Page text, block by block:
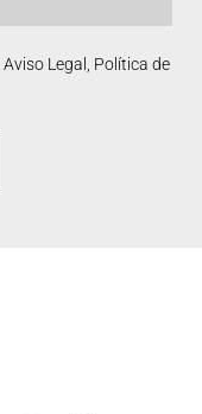
Aviso Legal, Política de